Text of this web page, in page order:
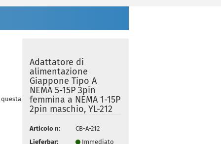
categoria
Adattatore di
alimentazione
Giappone Tipo A
NEMA 5-15P 3pin
femmina a NEMA 1-15P
2pin maschio, YL-212
Articolo n:
CB-A-212
Lieferbar:
Immediato